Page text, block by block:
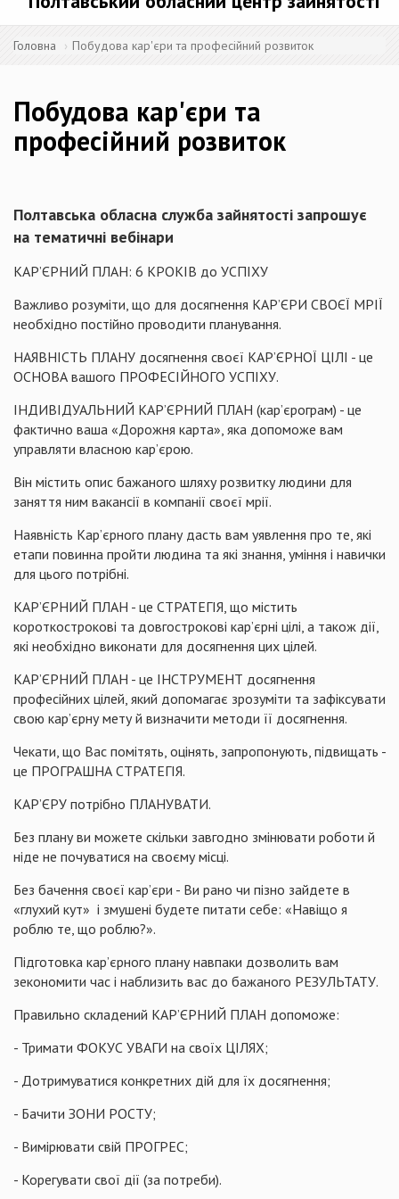
Головна Побудова кар'єри та професійний розвиток
Побудова кар'єри та
професійний розвиток
Полтавська обласна служба зайнятості запрошує
на тематичні вебінари
КАР’ЄРНИЙ ПЛАН: 6 КРОКІВ до УСПІХУ
Важливо розуміти, що для досягнення КАР’ЄРИ СВОЄЇ МРІЇ
необхідно постійно проводити планування.
НАЯВНІСТЬ ПЛАНУ досягнення своєї КАР’ЄРНОЇ ЦІЛІ - це
ОСНОВА вашого ПРОФЕСІЙНОГО УСПІХУ.
ІНДИВІДУАЛЬНИЙ КАР’ЄРНИЙ ПЛАН (кар’єрограм) - це
фактично ваша «Дорожня карта», яка допоможе вам
управляти власною кар’єрою.
Він містить опис бажаного шляху розвитку людини для
заняття ним вакансії в компанії своєї мрії.
Наявність Кар’єрного плану дасть вам уявлення про те, які
етапи повинна пройти людина та які знання, уміння і навички
для цього потрібні.
КАР’ЄРНИЙ ПЛАН - це СТРАТЕГІЯ, що містить
короткострокові та довгострокові кар’єрні цілі, а також дії,
які необхідно виконати для досягнення цих цілей.
КАР’ЄРНИЙ ПЛАН - це ІНСТРУМЕНТ досягнення
професійних цілей, який допомагає зрозуміти та зафіксувати
свою кар’єрну мету й визначити методи її досягнення.
Чекати, що Вас помітять, оцінять, запропонують, підвищать -
це ПРОГРАШНА СТРАТЕГІЯ.
КАР’ЄРУ потрібно ПЛАНУВАТИ.
Без плану ви можете скільки завгодно змінювати роботи й
ніде не почуватися на своєму місці.
Без бачення своєї кар’єри - Ви рано чи пізно зайдете в
«глухий кут» і змушені будете питати себе: «Навіщо я
роблю те, що роблю?».
Підготовка кар’єрного плану навпаки дозволить вам
зекономити час і наблизить вас до бажаного РЕЗУЛЬТАТУ.
Правильно складений КАР’ЄРНИЙ ПЛАН допоможе:
- Тримати ФОКУС УВАГИ на своїх ЦІЛЯХ;
- Дотримуватися конкретних дій для їх досягнення;
- Бачити ЗОНИ РОСТУ;
- Вимірювати свій ПРОГРЕС;
- Корегувати свої дії (за потреби).